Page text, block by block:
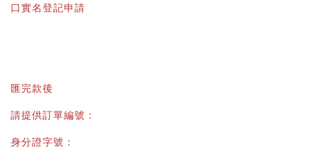
口實名登記申請
匯完款後
請提供訂單編號：
身分證字號：